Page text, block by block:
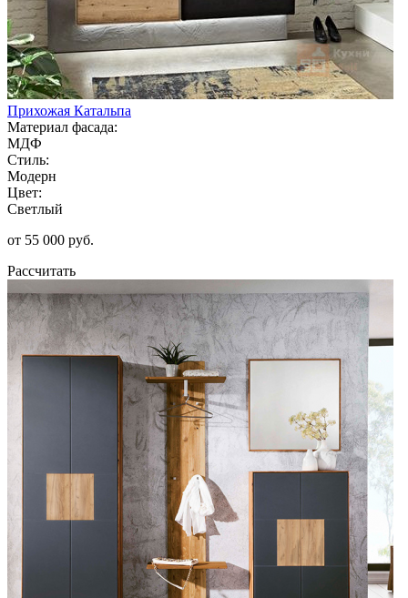
Прихожая Катальпа
Материал фасада:
МДФ
Стиль:
Модерн
Цвет:
Светлый
от 55 000 руб.
Рассчитать